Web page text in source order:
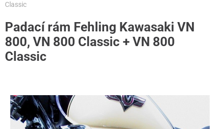
Classic
Padací rám Fehling Kawasaki VN
800, VN 800 Classic + VN 800
Classic